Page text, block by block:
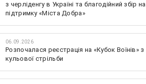
з черліденгу в Україні та благодійний збір на
підтримку «Міста Добра»
06.09.2026
Розпочалася реєстрація на «Кубок Воїнів» з
кульової стрільби